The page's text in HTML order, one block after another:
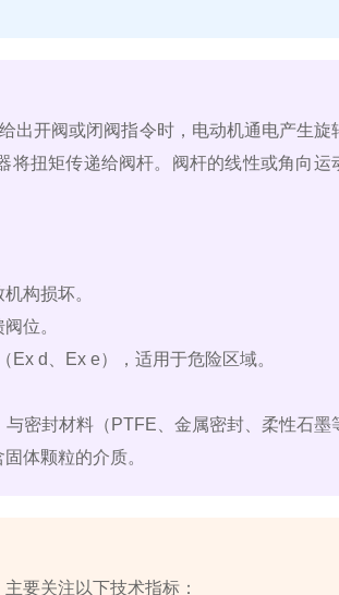
出开阀或闭阀指令时，电动机通电产生旋
将扭矩传递给阀杆。阀杆的线性或角向运
构损坏。
位。
d、Ex e），适用于危险区域。
密封材料（PTFE、金属密封、柔性石墨
体颗粒的介质。
要关注以下技术指标：